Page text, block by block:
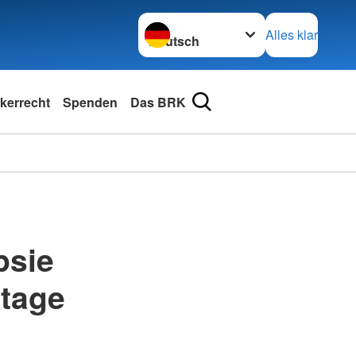
Sprache wechseln zu
Alles klar
Spenden Das BRK